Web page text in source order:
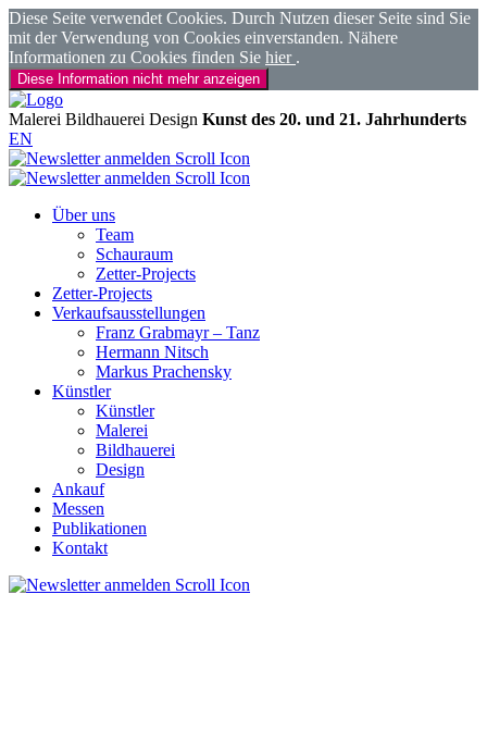
Diese Seite verwendet Cookies. Durch Nutzen dieser Seite sind Sie
mit der Verwendung von Cookies einverstanden. Nähere
Informationen zu Cookies finden Sie hier .
Diese Information nicht mehr anzeigen
Malerei Bildhauerei Design Kunst des 20. und 21. Jahrhunderts
EN
Über uns
Team
Schauraum
Zetter-Projects
Zetter-Projects
Verkaufsausstellungen
Franz Grabmayr – Tanz
Hermann Nitsch
Markus Prachensky
Künstler
Künstler
Malerei
Bildhauerei
Design
Ankauf
Messen
Publikationen
Kontakt